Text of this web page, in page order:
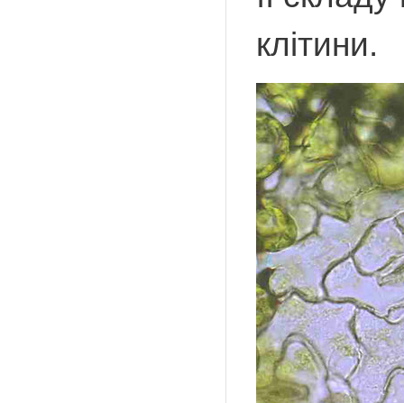
клітини.